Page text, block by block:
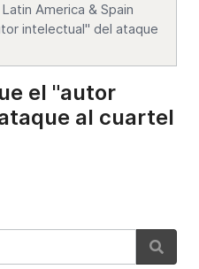
America & Spain
intelectual" del ataque
el "autor
al cuartel